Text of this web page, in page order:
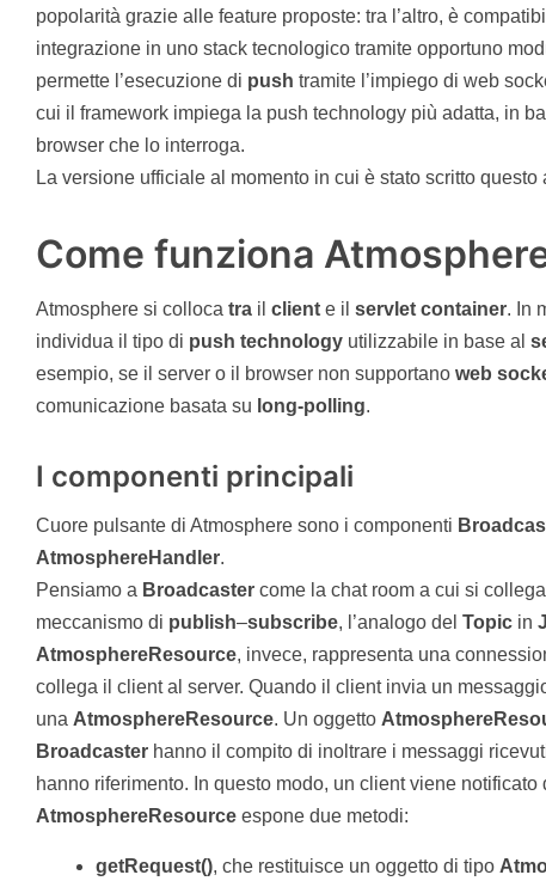
popolarità grazie alle feature proposte: tra l’altro, è
integrazione in uno stack tecnologico tramite opportuno
permette l’esecuzione di push tramite l’impiego di web
cui il framework impiega la push technology più adatta, in
browser che lo interroga.
La versione ufficiale al momento in cui è stato scritto
Come funziona
Atmosphere si colloca tra il client e il servlet container. In
individua il tipo di push technology utilizzabile in base al
esempio, se il server o il browser non supportano web
comunicazione basata su long-polling.
I componenti principali
Cuore pulsante di Atmosphere sono i componenti
AtmosphereHandler.
Pensiamo a Broadcaster come la chat room a cui si
meccanismo di publish–subscribe, l’analogo del Topic in
AtmosphereResource, invece, rappresenta una
collega il client al server. Quando il client invia un
una AtmosphereResource. Un oggetto
Broadcaster hanno il compito di inoltrare i messaggi
hanno riferimento. In questo modo, un client viene
AtmosphereResource espone due metodi:
getRequest(), che restituisce un oggetto di tipo